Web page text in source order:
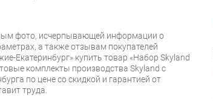
фото, исчерпывающей информации о
а также отзывам покупателей
Екатеринбург» купить товар «Набор Skyland
комплекты производства Skyland с
по цене со скидкой и гарантией от
труда.